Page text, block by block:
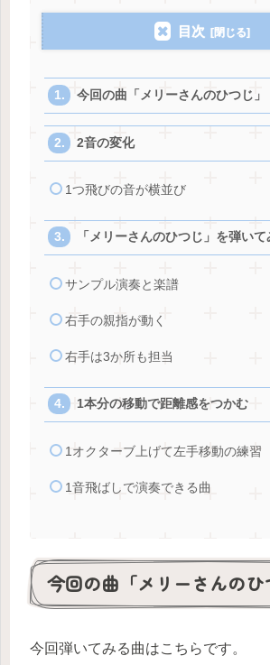
目次
今回の曲「メリーさんのひつじ」
2音の変化
1つ飛びの音が横並び
「メリーさんのひつじ」を弾いて
サンプル演奏と楽譜
右手の親指が動く
右手は3か所も担当
1本分の移動で距離感をつかむ
1オクターブ上げて左手移動の練習
1音飛ばしで演奏できる曲
今回の曲「メリーさんのひ
今回弾いてみる曲はこちらです。